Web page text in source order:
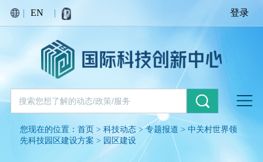
| EN | 登录
您现在的位置：首页 >科技动态>专题报道 >中关村世界领
先科技园区建设方案 > 园区建设